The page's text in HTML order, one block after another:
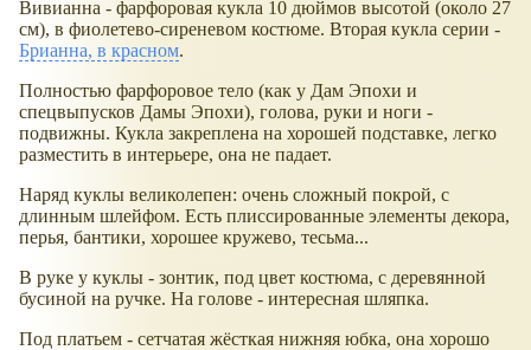
Вивианна - фарфоровая кукла 10 дюймов высотой (около 27
см), в фиолетево-сиреневом костюме. Вторая кукла серии -
Брианна, в красном.
Полностью фарфоровое тело (как у Дам Эпохи и
спецвыпусков Дамы Эпохи), голова, руки и ноги -
подвижны. Кукла закреплена на хорошей подставке, легко
разместить в интерьере, она не падает.
Наряд куклы великолепен: очень сложный покрой, с
длинным шлейфом. Есть плиссированные элементы декора,
перья, бантики, хорошее кружево, тесьма...
В руке у куклы - зонтик, под цвет костюма, с деревянной
бусиной на ручке. На голове - интересная шляпка.
Под платьем - сетчатая жёсткая нижняя юбка, она хорошо